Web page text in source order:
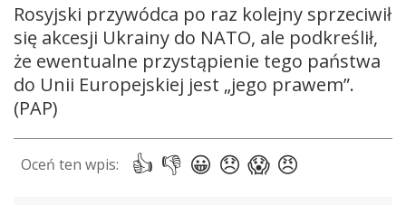
Rosyjski przywódca po raz kolejny sprzeciwił
się akcesji Ukrainy do NATO, ale podkreślił,
że ewentualne przystąpienie tego państwa
do Unii Europejskiej jest „jego prawem”.
(PAP)